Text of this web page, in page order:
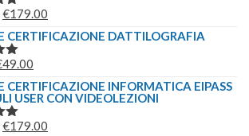
ERA:
IL
PREZZO
ORIGINALE
ERA:
€244.00.
€179.00
PREZZO
€179.00.
CERTIFICAZIONE DATTILOGRAFIA
49.00
PREZZO
ATTUALE
È:
CERTIFICAZIONE INFORMATICA EIPASS
USER CON VIDEOLEZIONI
IL
€179.00